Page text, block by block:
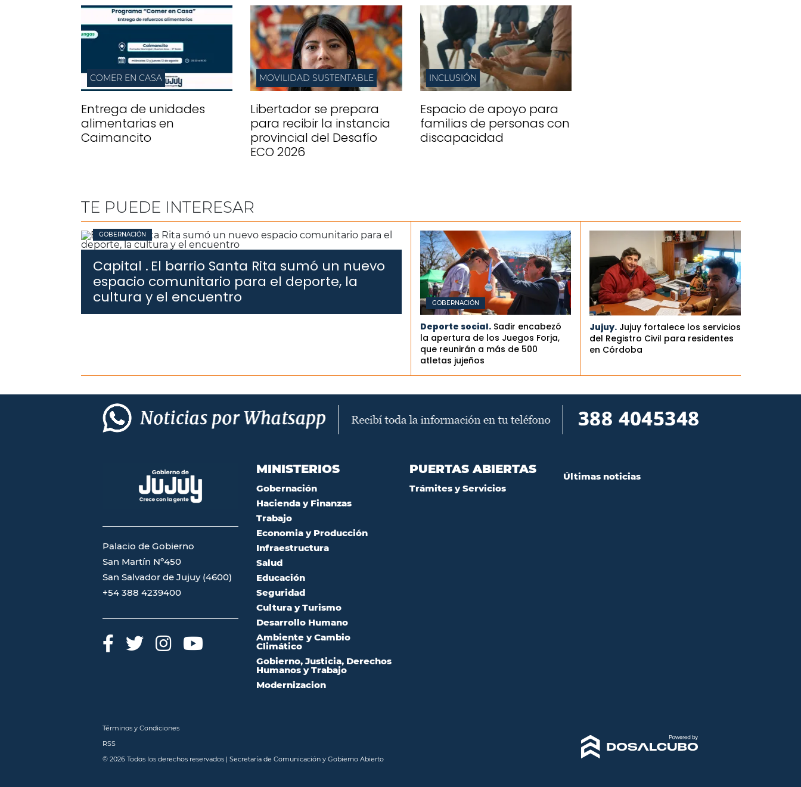
COMER EN CASA
Entrega de unidades
alimentarias en
Caimancito
MOVILIDAD SUSTENTABLE
Libertador se prepara
para recibir la instancia
provincial del Desafío
ECO 2026
INCLUSIÓN
Espacio de apoyo para
familias de personas con
discapacidad
TE PUEDE INTERESAR
GOBERNACIÓN
Capital . El barrio Santa Rita sumó un nuevo
espacio comunitario para el deporte, la
cultura y el encuentro
GOBERNACIÓN
Deporte social. Sadir encabezó
la apertura de los Juegos Forja,
que reunirán a más de 500
atletas jujeños
Jujuy. Jujuy fortalece los servicios
del Registro Civil para residentes
en Córdoba
Palacio de Gobierno
San Martín Nº450
San Salvador de Jujuy (4600)
+54 388 4239400
MINISTERIOS
Gobernación
Hacienda y Finanzas
Trabajo
Economia y Producción
Infraestructura
Salud
Educación
Seguridad
Cultura y Turismo
Desarrollo Humano
Ambiente y Cambio
Climático
Gobierno, Justicia, Derechos
Humanos y Trabajo
Modernizacion
PUERTAS ABIERTAS
Trámites y Servicios
Últimas noticias
Términos y Condiciones
RSS
© 2026 Todos los derechos reservados | Secretaría de Comunicación y Gobierno Abierto